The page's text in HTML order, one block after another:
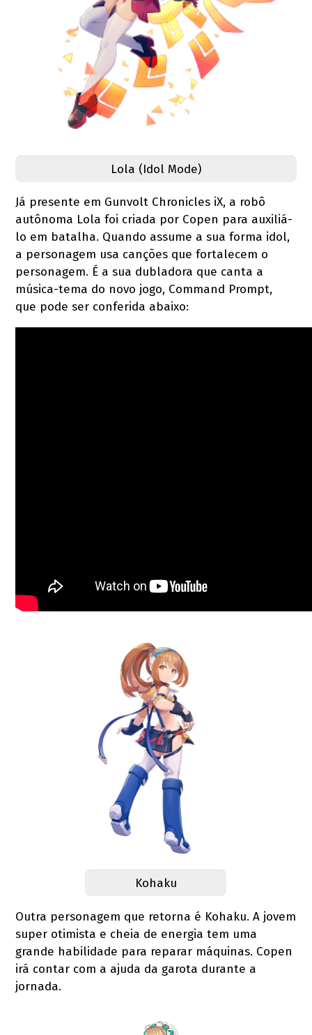
Lola (Idol Mode)
Já presente em Gunvolt Chronicles iX, a robô
autônoma Lola foi criada por Copen para auxiliá-
lo em batalha. Quando assume a sua forma idol,
a personagem usa canções que fortalecem o
personagem. É a sua dubladora que canta a
música-tema do novo jogo, Command Prompt,
que pode ser conferida abaixo:
Kohaku
Outra personagem que retorna é Kohaku. A jovem
super otimista e cheia de energia tem uma
grande habilidade para reparar máquinas. Copen
irá contar com a ajuda da garota durante a
jornada.